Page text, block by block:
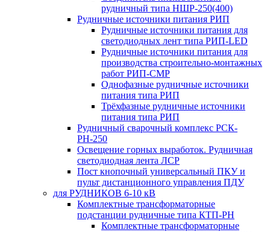
рудничный типа НШР-250(400)
Рудничные источники питания РИП
Рудничные источники питания для
светодиодных лент типа РИП-LED
Рудничные источники питания для
производства строительно-монтажных
работ РИП-СМР
Однофазные рудничные источники
питания типа РИП
Трёхфазные рудничные источники
питания типа РИП
Рудничный сварочный комплекс РСК-
РН-250
Освещение горных выработок. Рудничная
светодиодная лента ЛСР
Пост кнопочный универсальный ПКУ и
пульт дистанционного управления ПДУ
для РУДНИКОВ 6-10 кВ
Комплектные трансформаторные
подстанции рудничные типа КТП-РН
Комплектные трансформаторные